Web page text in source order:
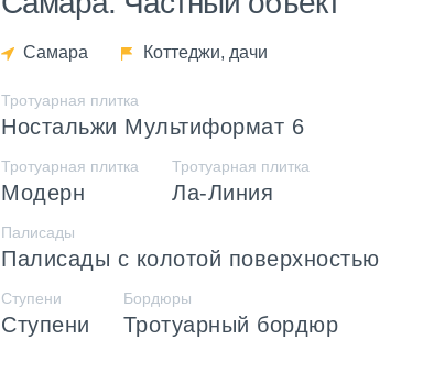
Самара Коттеджи, дачи
Тротуарная плитка
Ностальжи Мультиформат 6
Тротуарная плитка
Модерн
Тротуарная плитка
Ла-Линия
Палисады
Палисады с колотой поверхностью
Ступени
Ступени
Бордюры
Тротуарный бордюр